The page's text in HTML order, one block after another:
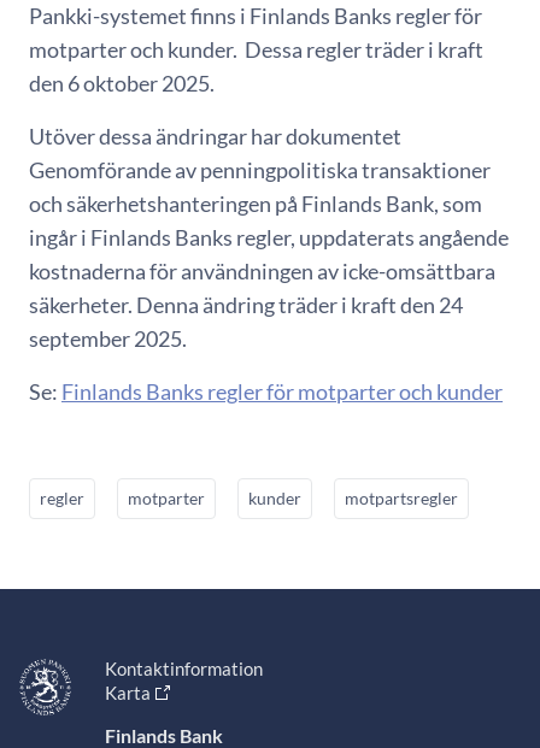
Pankki-systemet finns i Finlands Banks regler för
motparter och kunder. Dessa regler träder i kraft
den 6 oktober 2025.
Utöver dessa ändringar har dokumentet
Genomförande av penningpolitiska transaktioner
och säkerhetshanteringen på Finlands Bank, som
ingår i Finlands Banks regler, uppdaterats angående
kostnaderna för användningen av icke-omsättbara
säkerheter. Denna ändring träder i kraft den 24
september 2025.
Se: Finlands Banks regler för motparter och kunder
regler motparter kunder motpartsregler
Kontaktinformation
Karta
Finlands Bank